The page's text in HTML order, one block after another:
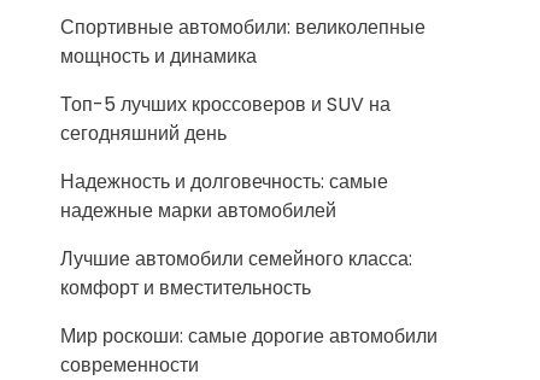
Спортивные автомобили: великолепные
мощность и динамика
Топ-5 лучших кроссоверов и SUV на
сегодняшний день
Надежность и долговечность: самые
надежные марки автомобилей
Лучшие автомобили семейного класса:
комфорт и вместительность
Мир роскоши: самые дорогие автомобили
современности